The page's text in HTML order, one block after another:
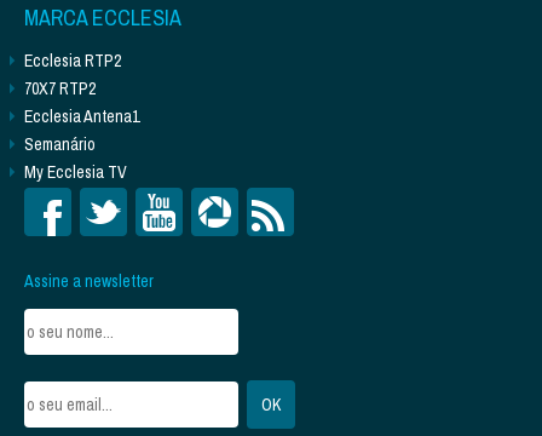
MARCA ECCLESIA
Ecclesia RTP2
70X7 RTP2
Ecclesia Antena1
Semanário
My Ecclesia TV
Assine a newsletter